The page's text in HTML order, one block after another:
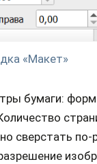
«Макет»
бумаги:
сверстать по-